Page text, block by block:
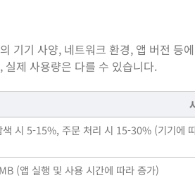
기기 사양, 네트워크 환경, 앱 버전 등
제 사용량은 다를 수 있습니다.
색 시 5-15%, 주문 처리 시 15-30% (기기에
(앱 실행 및 사용 시간에 따라 증가)